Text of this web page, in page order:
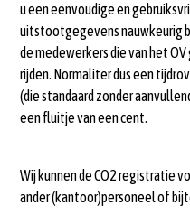
u een eenvoudige en
uitstootgegevens nauwkeurig
de medewerkers die van het
rijden. Normaliter dus een
(die standaard zonder
een fluitje van een cent.
Wij kunnen de CO2 registratie
ander (kantoor)personeel of